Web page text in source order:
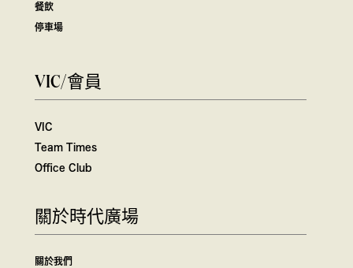
餐飲
停車場
VIC/會員
VIC
Team Times
Office Club
關於時代廣場
關於我們